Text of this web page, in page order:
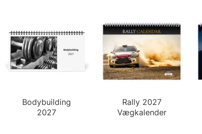
Bodybuilding
2027
Rally 2027
Vægkalender